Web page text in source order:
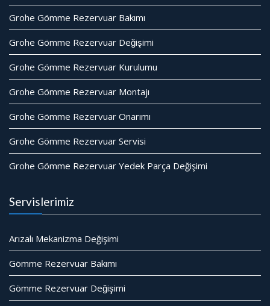
Grohe Gömme Rezervuar Bakımı
Grohe Gömme Rezervuar Değişimi
Grohe Gömme Rezervuar Kurulumu
Grohe Gömme Rezervuar Montajı
Grohe Gömme Rezervuar Onarımı
Grohe Gömme Rezervuar Servisi
Grohe Gömme Rezervuar Yedek Parça Değişimi
Servislerimiz
Arızalı Mekanizma Değişimi
Gömme Rezervuar Bakımı
Gömme Rezervuar Değişimi